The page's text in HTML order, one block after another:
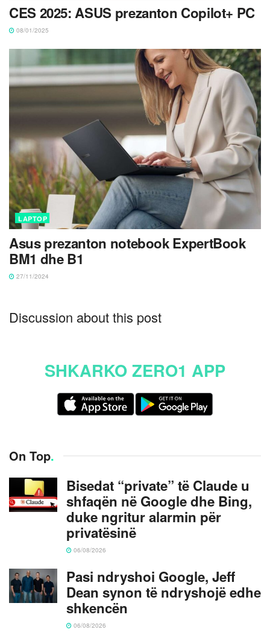
CES 2025: ASUS prezanton Copilot+ PC
08/01/2025
LAPTOP
Asus prezanton notebook ExpertBook
BM1 dhe B1
27/11/2024
Discussion about this post
SHKARKO ZERO1 APP
On Top.
Bisedat “private” të Claude u
shfaqën në Google dhe Bing,
duke ngritur alarmin për
privatësinë
06/08/2026
Pasi ndryshoi Google, Jeff
Dean synon të ndryshojë edhe
shkencën
06/08/2026